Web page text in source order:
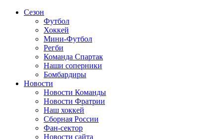
Сезон
Футбол
Хоккей
Мини-Футбол
Регби
Команда Спартак
Наши соперники
Бомбардиры
Новости
Новости Команды
Новости Фратрии
Наш хоккей
Сборная России
Фан-cектор
Новости сайта